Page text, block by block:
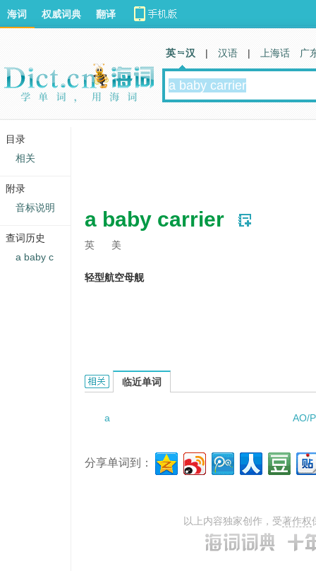
a baby carrier
英 美
轻型航空母舰
a baby carrier的相关资料：
临近单词
a AO/
分享单词到：
以上内容独家创作，受著作权
海词 权威词典 翻译
英 汉 | 汉语 | 上海话 广
目录
相关
附录
音标说明
查词历史
a baby c